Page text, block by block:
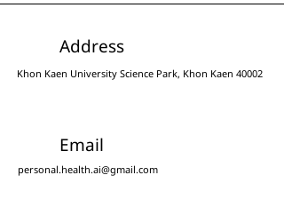
Address
Khon Kaen University Science Park, Khon Kaen 40002
Email
personal.health.ai@gmail.com